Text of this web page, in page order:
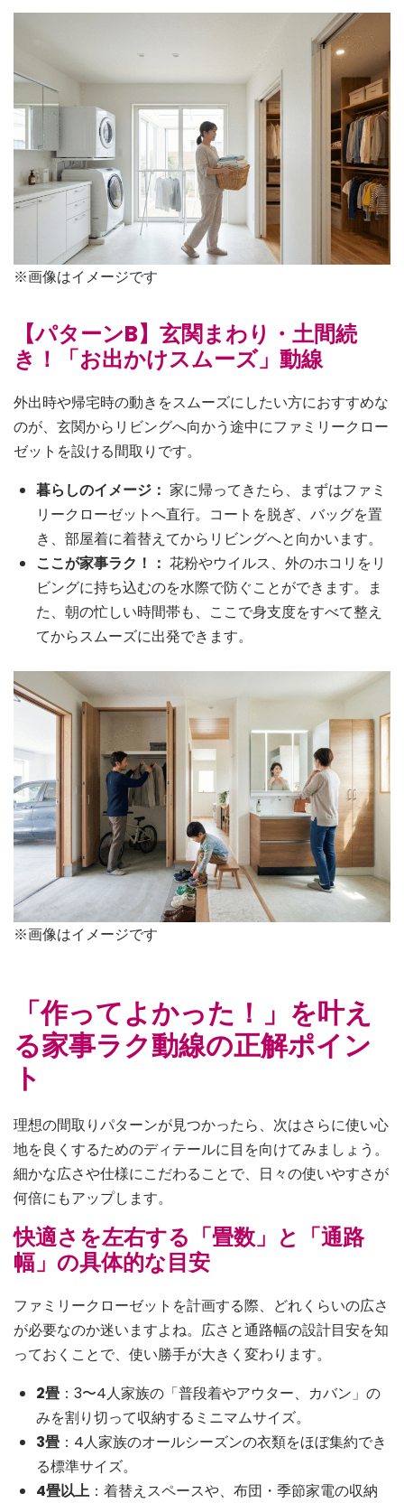
※画像はイメージです
【パターンB】玄関まわり・土間続
き！「お出かけスムーズ」動線
外出時や帰宅時の動きをスムーズにしたい方におすすめな
のが、玄関からリビングへ向かう途中にファミリークロー
ゼットを設ける間取りです。
暮らしのイメージ： 家に帰ってきたら、まずはファミ
リークローゼットへ直行。コートを脱ぎ、バッグを置
き、部屋着に着替えてからリビングへと向かいます。
ここが家事ラク！： 花粉やウイルス、外のホコリをリ
ビングに持ち込むのを水際で防ぐことができます。ま
た、朝の忙しい時間帯も、ここで身支度をすべて整え
てからスムーズに出発できます。
※画像はイメージです
「作ってよかった！」を叶え
る家事ラク動線の正解ポイン
ト
理想の間取りパターンが見つかったら、次はさらに使い心
地を良くするためのディテールに目を向けてみましょう。
細かな広さや仕様にこだわることで、日々の使いやすさが
何倍にもアップします。
快適さを左右する「畳数」と「通路
幅」の具体的な目安
ファミリークローゼットを計画する際、どれくらいの広さ
が必要なのか迷いますよね。広さと通路幅の設計目安を知
っておくことで、使い勝手が大きく変わります。
2畳 ：3〜4人家族の「普段着やアウター、カバン」の
みを割り切って収納するミニマムサイズ。
3畳 ：4人家族のオールシーズンの衣類をほぼ集約でき
る標準サイズ。
4畳以上 ：着替えスペースや、布団・季節家電の収納